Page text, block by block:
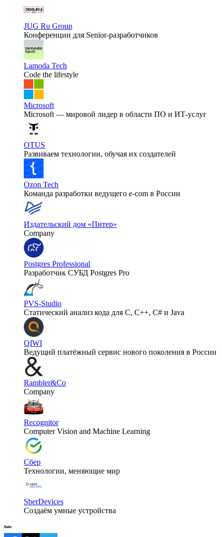
JUG Ru Group
Конференции для Senior-разработчиков
Lamoda Tech
Code the lifestyle
Microsoft
Microsoft — мировой лидер в области ПО и ИТ-услуг
OTUS
Развиваем технологии, обучая их создателей
Ozon Tech
Команда разработки ведущего e‑com в России
Издательский дом «Питер»
Company
Postgres Professional
Разработчик СУБД Postgres Pro
PVS-Studio
Статический анализ кода для C, C++, C# и Java
QIWI
Ведущий платёжный сервис нового поколения в России
Rambler&Co
Company
Recognitor
Computer Vision and Machine Learning
Сбер
Технологии, меняющие мир
SberDevices
Создаём умные устройства